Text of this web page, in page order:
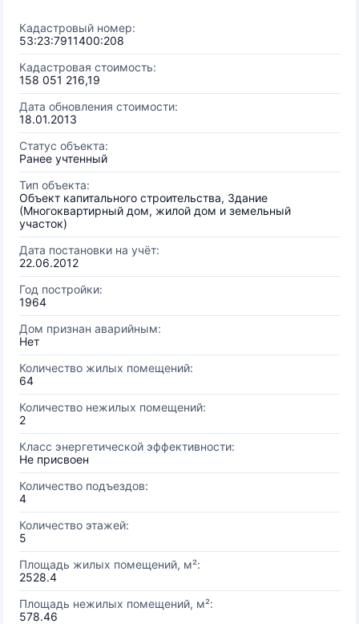
Кадастровый номер:
53:23:7911400:208
Кадастровая стоимость:
158 051 216,19
Дата обновления стоимости:
18.01.2013
Статус объекта:
Ранее учтенный
Тип объекта:
Объект капитального строительства, Здание
(Многоквартирный дом, жилой дом и земельный
участок)
Дата постановки на учёт:
22.06.2012
Год постройки:
1964
Дом признан аварийным:
Нет
Количество жилых помещений:
64
Количество нежилых помещений:
2
Класс энергетической эффективности:
Не присвоен
Количество подъездов:
4
Количество этажей:
5
Площадь жилых помещений, м²:
2528.4
Площадь нежилых помещений, м²:
578.46